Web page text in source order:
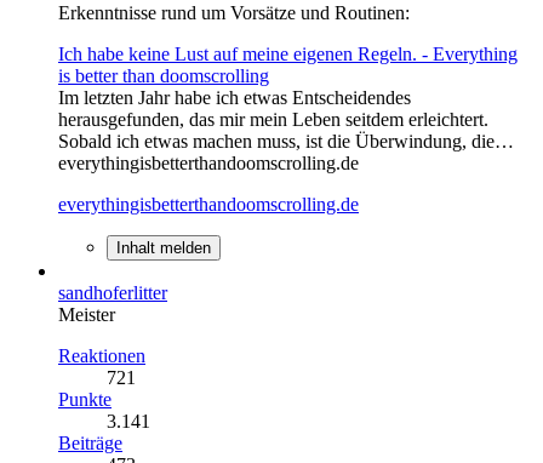
Erkenntnisse rund um Vorsätze und Routinen:
Ich habe keine Lust auf meine eigenen Regeln. - Everything
is better than doomscrolling
Im letzten Jahr habe ich etwas Entscheidendes
herausgefunden, das mir mein Leben seitdem erleichtert.
Sobald ich etwas machen muss, ist die Überwindung, die…
everythingisbetterthandoomscrolling.de
everythingisbetterthandoomscrolling.de
Inhalt melden
sandhoferlitter
Meister
Reaktionen
721
Punkte
3.141
Beiträge